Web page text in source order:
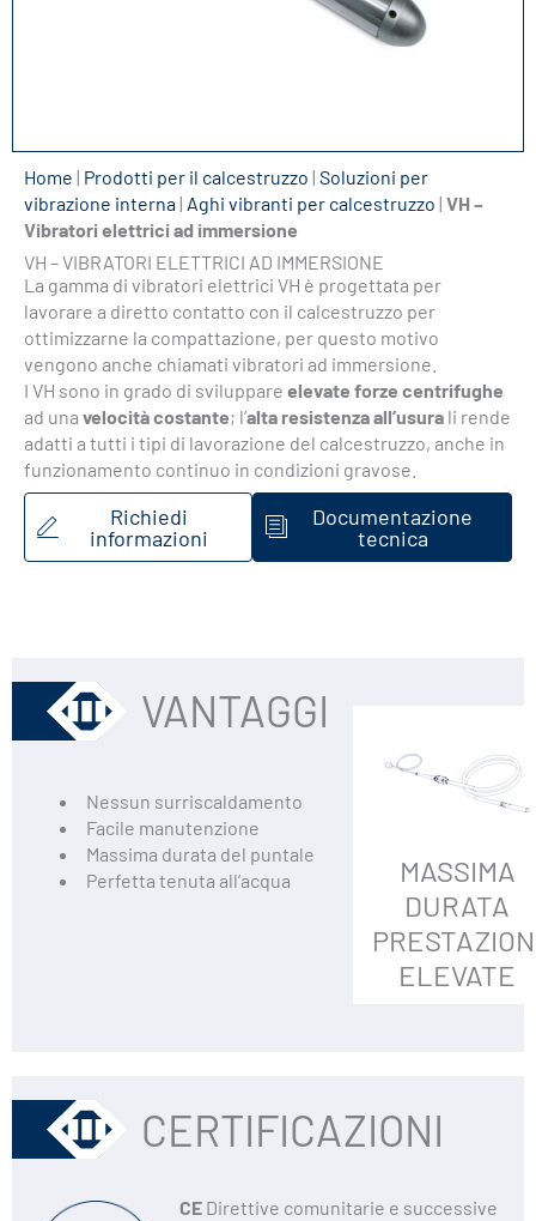
Home | Prodotti per il calcestruzzo | Soluzioni per
vibrazione interna| Aghi vibranti per calcestruzzo | VH –
Vibratori elettrici ad immersione
VH – VIBRATORI ELETTRICI AD IMMERSIONE
La gamma di vibratori elettrici VH è progettata per
lavorare a diretto contatto con il calcestruzzo per
ottimizzarne la compattazione, per questo motivo
vengono anche chiamati vibratori ad immersione.
I VH sono in grado di sviluppare elevate forze centrifughe
ad una velocità costante; l’alta resistenza all’usura li rende
adatti a tutti i tipi di lavorazione del calcestruzzo, anche in
funzionamento continuo in condizioni gravose.
Richiedi
informazioni
Documentazione
tecnica
VANTAGGI
Nessun surriscaldamento
Facile manutenzione
Massima durata del puntale
Perfetta tenuta all’acqua
MASSIMA
DURATA
ELEVATE
CERTIFICAZIONI
CE Direttive comunitarie e successive